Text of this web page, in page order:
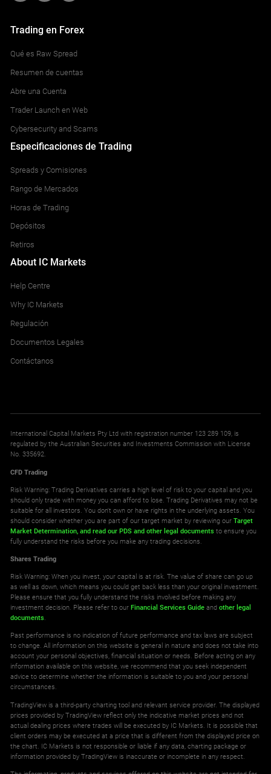
Trading en Forex
Qué es Raw Spread
Resumen de cuentas
Abre una Cuenta
Trader Launch en Web
Cybersecurity and Scams
Especificaciones de Trading
Spreads y Comisiones
Rango de Mercados
Horas de Trading
Depósitos
Retiros
About IC Markets
Help Centre
Why IC Markets
Regulación
Documentos Legales
Contáctanos
International Capital Markets Pty Ltd with registration number 123 289 109, is
regulated by the Australian Securities and Investments Commission with License
No. 335692.
CFD Trading
Risk Warning: Trading Derivatives carries a high level of risk to your capital and you
should only trade with money you can afford to lose. Trading Derivatives may not be
suitable for all investors. You don't own or have rights in the underlying assets. You
should consider whether you are part of our target market by reviewing ourTarget
Market Determination, and read our PDS and other legal documents to ensure you
fully understand the risks before you make any trading decisions.
Shares Trading
Risk Warning: When you invest, your capital is at risk. The value of share can go up
as well as down, which means you could get back less than your original investment.
Please ensure that you fully understand the risks involved before making any
investment decision. Please refer to ourFinancial Services Guide andother legal
documents.
Past performance is no indication of future performance and tax laws are subject
to change. All information on this website is general in nature and does not take into
account your personal objectives, financial situation or needs. Before acting on any
information available on this website, we recommend that you seek independent
advice to determine whether the information is suitable to you and your personal
circumstances.
TradingView is a third-party charting tool and relevant service provider. The displayed
prices provided by TradingView reflect only the indicative market prices and not
actual dealing prices where trades will be executed by IC Markets. It is possible that
client orders may be executed at a price that is different from the displayed price on
the chart. IC Markets is not responsible or liable if any data, charting package or
information provided by TradingView is inaccurate or incomplete in any respect.